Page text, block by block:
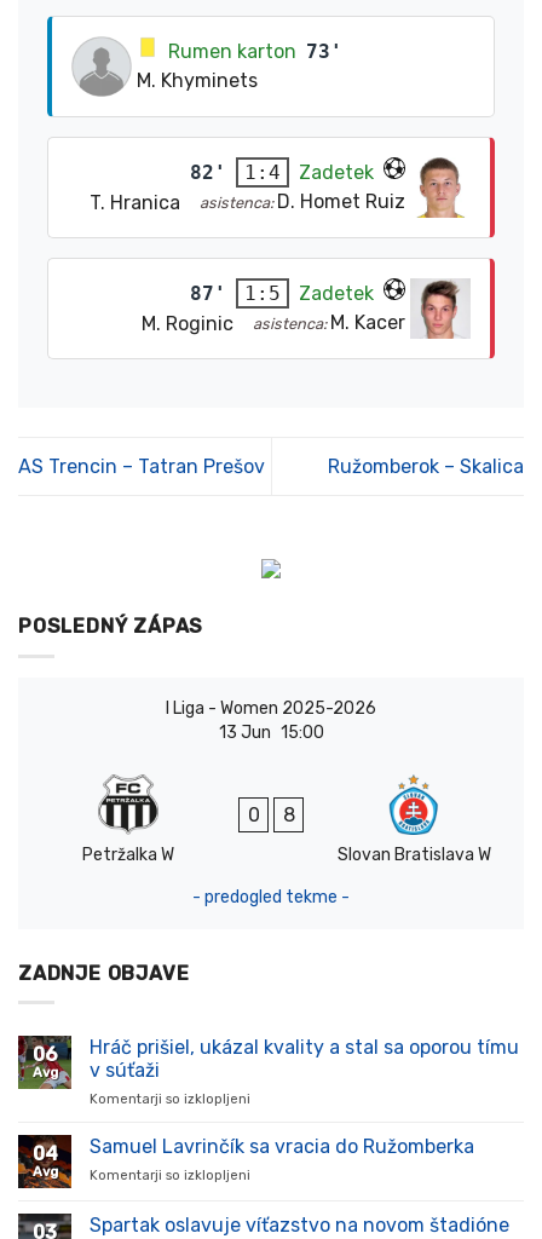
Rumen karton 73'
M. Khyminets
82' 1:4
Zadetek
T. Hranica
asistenca: D. Homet Ruiz
87' 1:5
Zadetek
M. Roginic
asistenca: M. Kacer
AS Trencin – Tatran Prešov Ružomberok – Skalica
POSLEDNÝ ZÁPAS
I Liga - Women 2025-2026
13 Jun 15:00
Petržalka W
0 8
Slovan Bratislava W
- predogled tekme -
ZADNJE OBJAVE
06
Avg
Hráč prišiel, ukázal kvality a stal sa oporou tímu
v súťaži
Komentarji so izklopljeni
prišiel,
stal
04
Avg
Samuel Lavrinčík sa vracia do Ružomberka
Komentarji so izklopljeni
Lavrinčík
03
Spartak oslavuje víťazstvo na novom štadióne